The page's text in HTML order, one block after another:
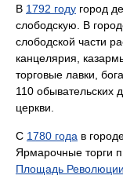
В 1792 году город
слободскую. В
слободской части
канцелярия,
торговые лавки,
110 обывательских
церкви.
С 1780 года в
Ярмарочные торги
Площадь